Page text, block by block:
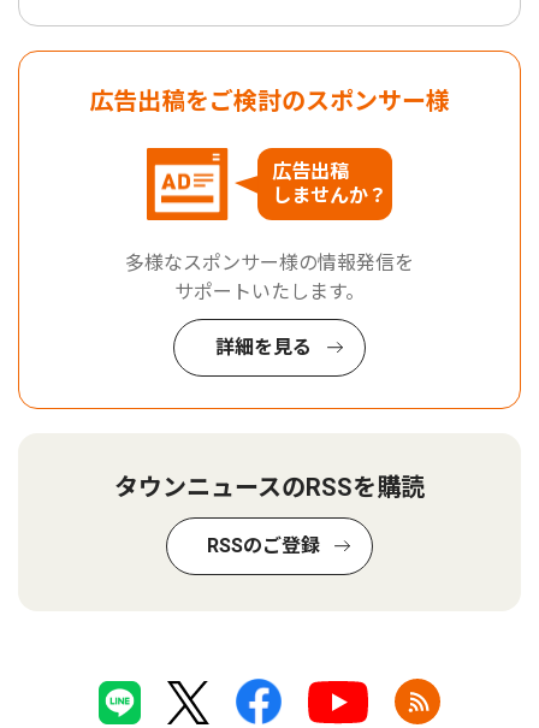
広告出稿をご検討のスポンサー様
広告出稿
しませんか？
多様なスポンサー様の情報発信を
サポートいたします。
詳細を見る
タウンニュースのRSSを購読
RSSのご登録